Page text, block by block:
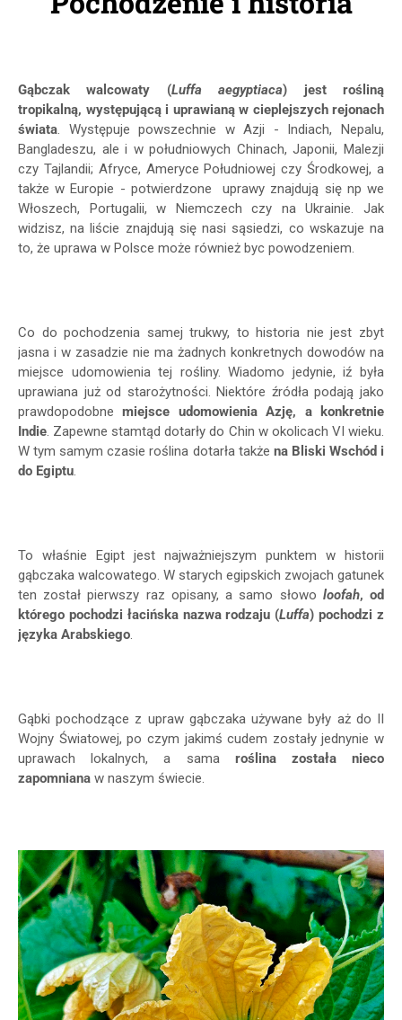
Gąbczak walcowaty (Luffa aegyptiaca) jest rośliną
tropikalną, występującą i uprawianą w cieplejszych rejonach
świata. Występuje powszechnie w Azji - Indiach, Nepalu,
Bangladeszu, ale i w południowych Chinach, Japonii, Malezji
czy Tajlandii; Afryce, Ameryce Południowej czy Środkowej, a
także w Europie - potwierdzone uprawy znajdują się np we
Włoszech, Portugalii, w Niemczech czy na Ukrainie. Jak
widzisz, na liście znajdują się nasi sąsiedzi, co wskazuje na
to, że uprawa w Polsce może również byc powodzeniem.
Co do pochodzenia samej trukwy, to historia nie jest zbyt
jasna i w zasadzie nie ma żadnych konkretnych dowodów na
miejsce udomowienia tej rośliny. Wiadomo jedynie, iź była
uprawiana już od starożytności. Niektóre źródła podają jako
prawdopodobnemiejsce udomowienia Azję, a konkretnie
Indie. Zapewne stamtąd dotarły do Chin w okolicach VI wieku.
W tym samym czasie roślina dotarła także na Bliski Wschód i
do Egiptu.
To właśnie Egipt jest najważniejszym punktem w historii
gąbczaka walcowatego. W starych egipskich zwojach gatunek
ten został pierwszy raz opisany, a samo słowo loofah, od
którego pochodzi łacińska nazwa rodzaju (Luffa) pochodzi z
języka Arabskiego.
Gąbki pochodzące z upraw gąbczaka używane były aż do II
Wojny Światowej, po czym jakimś cudem zostały jednynie w
uprawach lokalnych, a samaroślina została nieco
zapomniana w naszym świecie.